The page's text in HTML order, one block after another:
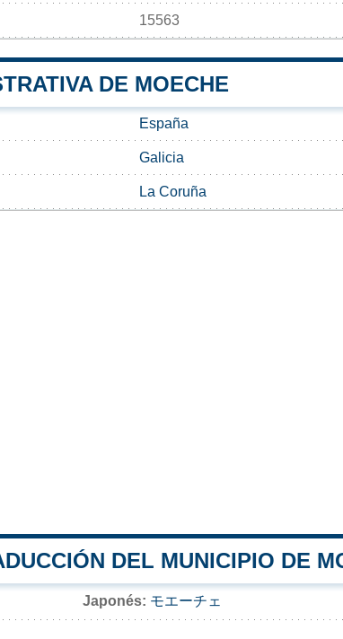
15563
DE MOECHE
España
Galicia
La Coruña
DEL MUNICIPIO DE
Japonés: モエーチェ